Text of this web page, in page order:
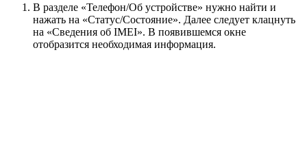
В разделе «Телефон/Об устройстве» нужно найти и
нажать на «Статус/Состояние». Далее следует клацнуть
на «Сведения об IMEI». В появившемся окне
отобразится необходимая информация.